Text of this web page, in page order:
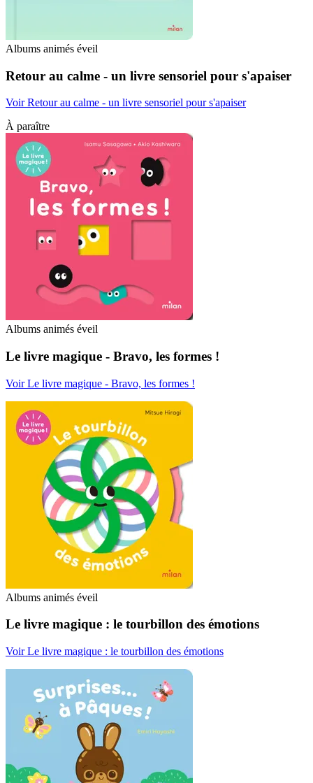
Albums animés éveil
Retour au calme - un livre sensoriel pour s'apaiser
Voir Retour au calme - un livre sensoriel pour s'apaiser
À paraître
Albums animés éveil
Le livre magique - Bravo, les formes !
Voir Le livre magique - Bravo, les formes !
Albums animés éveil
Le livre magique : le tourbillon des émotions
Voir Le livre magique : le tourbillon des émotions